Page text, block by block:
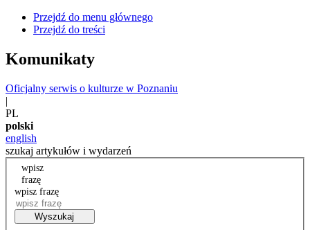
Przejdź do menu głównego
Przejdź do treści
Komunikaty
Oficjalny serwis o kulturze w Poznaniu
|
PL
polski
english
szukaj artykułów i wydarzeń
wpisz
frazę
wpisz frazę
Wyszukaj